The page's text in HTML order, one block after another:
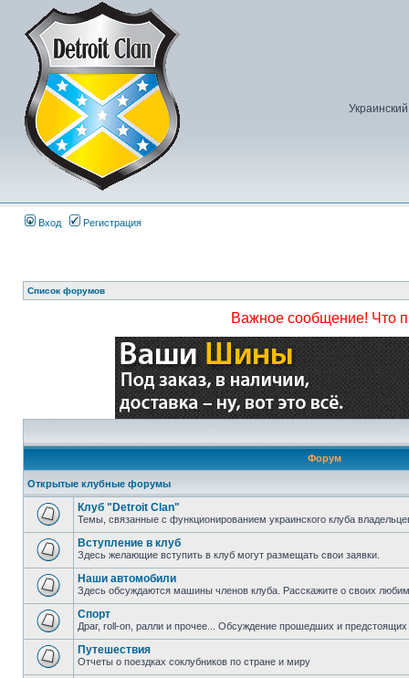
Вход Регистрация
Список форумов
Важное сообщение! Что
Форум
Открытые клубные форумы
Клуб "Detroit Clan"
Темы, связанные с функционированием украинского клуба
Вступление в клуб
Здесь желающие вступить в клуб могут размещать свои заявки.
Наши автомобили
Здесь обсуждаются машины членов клуба. Расскажите о своих
Спорт
Драг, roll-on, ралли и прочее... Обсуждение прошедших и предстоящих
Путешествия
Отчеты о поездках соклубников по стране и миру